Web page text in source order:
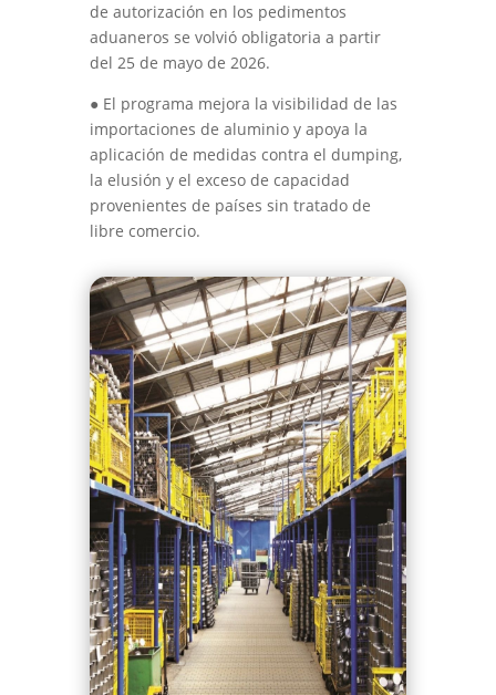
de autorización en los pedimentos
aduaneros se volvió obligatoria a partir
del 25 de mayo de 2026.
● El programa mejora la visibilidad de las
importaciones de aluminio y apoya la
aplicación de medidas contra el dumping,
la elusión y el exceso de capacidad
provenientes de países sin tratado de
libre comercio.